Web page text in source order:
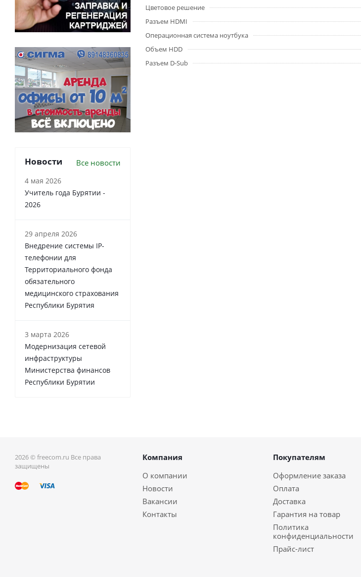
Цветовое решение
Разъем HDMI
Операционная система ноутбука
Объем HDD
Разъем D-Sub
Новости Все новости
4 мая 2026
Учитель года Бурятии -
2026
29 апреля 2026
Внедрение системы IP-
телефонии для
Территориального фонда
обязательного
медицинского страхования
Республики Бурятия
3 марта 2026
Модернизация сетевой
инфраструктуры
Министерства финансов
Республики Бурятии
2026 © freecom.ru Все права
защищены
Компания
О компании
Новости
Вакансии
Контакты
Покупателям
Оформление заказа
Оплата
Доставка
Гарантия на товар
Политика
конфиденциальности
Прайс-лист